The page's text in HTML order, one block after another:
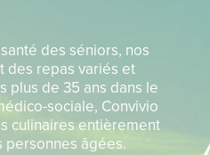
des séniors, nos
des repas variés et
plus de 35 ans dans le
sociale, Convivio
culinaires entièrement
personnes âgées.